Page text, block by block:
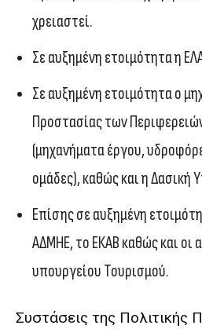
χρειαστεί.
Σε αυξημένη ετοιμότητα η
Σε αυξημένη ετοιμότητα ο
Προστασίας των
(μηχανήματα έργου,
ομάδες), καθώς και η Δασική
Επίσης σε αυξημένη
ΑΔΜΗΕ, το ΕΚΑΒ καθώς και οι
υπουργείου Τουρισμού.
Συστάσεις της Πολιτικής